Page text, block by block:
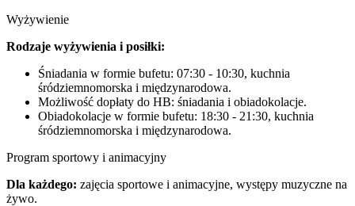
Wyżywienie
Rodzaje wyżywienia i posiłki:
Śniadania w formie bufetu: 07:30 - 10:30, kuchnia
śródziemnomorska i międzynarodowa.
Możliwość dopłaty do HB: śniadania i obiadokolacje.
Obiadokolacje w formie bufetu: 18:30 - 21:30, kuchnia
śródziemnomorska i międzynarodowa.
Program sportowy i animacyjny
Dla każdego: zajęcia sportowe i animacyjne, występy muzyczne na
żywo.